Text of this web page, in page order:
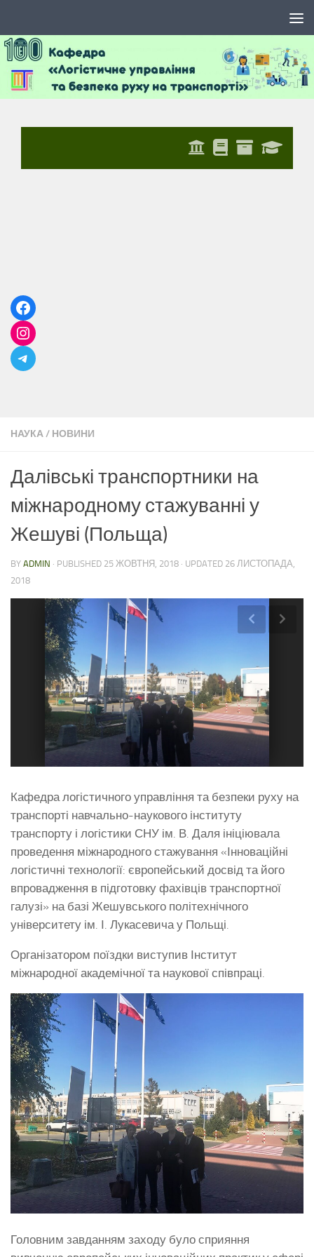
НАУКА/ НОВИНИ
Далівські транспортники на
міжнародному стажуванні у
Жешуві (Польща)
BY ADMIN · PUBLISHED 25 ЖОВТНЯ, 2018 · UPDATED 26 ЛИСТОПАДА,
2018
Кафедра логістичного управління та безпеки руху на
транспорті навчально-наукового інституту
транспорту і логістики СНУ ім. В. Даля ініціювала
проведення міжнародного стажування «Інноваційні
логістичні технології: європейський досвід та його
впровадження в підготовку фахівців транспортної
галузі» на базі Жешувського політехнічного
університету ім. І. Лукасевича у Польщі.
Організатором поїздки виступив Інститут
міжнародної академічної та наукової співпраці.
Головним завданням заходу було сприяння